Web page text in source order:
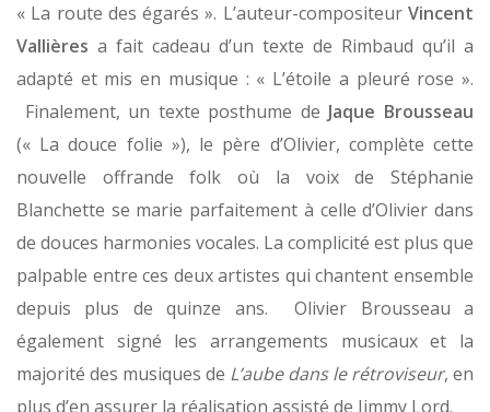
« La route des égarés ». L’auteur-compositeur Vincent
Vallières a fait cadeau d’un texte de Rimbaud qu’il a
adapté et mis en musique : « L’étoile a pleuré rose ».
Finalement, un texte posthume de Jaque Brousseau
(« La douce folie »), le père d’Olivier, complète cette
nouvelle offrande folk où la voix de Stéphanie
Blanchette se marie parfaitement à celle d’Olivier dans
de douces harmonies vocales. La complicité est plus que
palpable entre ces deux artistes qui chantent ensemble
depuis plus de quinze ans. Olivier Brousseau a
également signé les arrangements musicaux et la
majorité des musiques de L’aube dans le rétroviseur, en
plus d’en assurer la réalisation assisté de Jimmy Lord.